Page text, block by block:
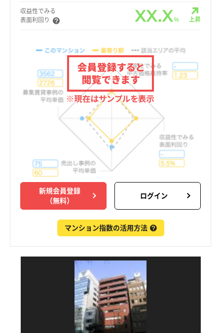
収益性でみる
表面利回り
XX.X% 上昇
新規会員登録
（無料）
ログイン
マンション指数の活用方法